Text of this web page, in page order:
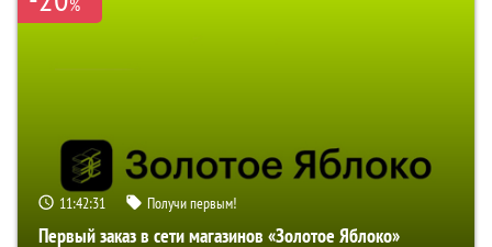
%
11:42:30 Получи первым!
Первый заказ в сети магазинов «Золотое Яблоко»